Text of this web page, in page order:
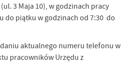
3 Maja 10), w godzinach pracy
do piątku w godzinach od 7:30 do
aktualnego numeru telefonu w
pracowników Urzędu z